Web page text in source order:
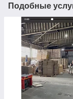
Подобные